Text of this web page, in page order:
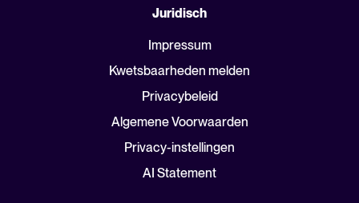
Juridisch
Impressum
Kwetsbaarheden melden
Privacybeleid
Algemene Voorwaarden
Privacy-instellingen
AI Statement